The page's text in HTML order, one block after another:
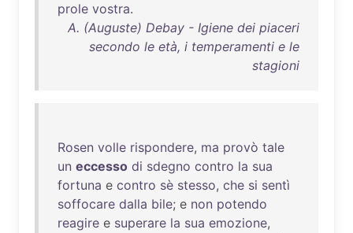
prole vostra.
A. (Auguste) Debay - Igiene dei piaceri
secondo le età, i temperamenti e le
stagioni
Rosen volle rispondere, ma provò tale
un eccesso di sdegno contro la sua
fortuna e contro sè stesso, che si sentì
soffocare dalla bile; e non potendo
reagire e superare la sua emozione,